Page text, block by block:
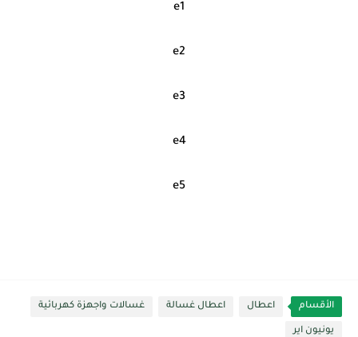
e1
e2
e3
e4
e5
الأقسام اعطال اعطال غسالة غسالات واجهزة كهربائية
يونيون اير